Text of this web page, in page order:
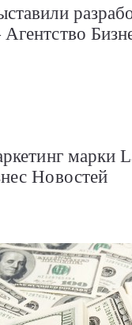
Новостей